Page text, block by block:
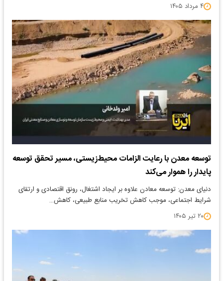
۴ مرداد ۱۴۰۵
توسعه معدن با رعایت الزامات محیط‌زیستی، مسیر تحقق توسعه
پایدار را هموار می‌کند
دنیای معدن: ​توسعه معادن علاوه بر ایجاد اشتغال، رونق اقتصادی و ارتقای
شرایط اجتماعی، موجب کاهش تخریب منابع طبیعی، کاهش…
۲۰ تیر ۱۴۰۵